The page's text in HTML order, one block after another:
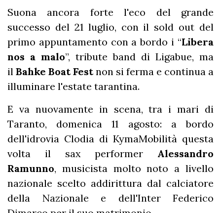
Suona ancora forte l'eco del grande
successo del 21 luglio, con il sold out del
primo appuntamento con a bordo i “Libera
nos a malo”, tribute band di Ligabue, ma
il Bahke Boat Festnon si ferma e continua a
illuminare l'estate tarantina.
E va nuovamente in scena, tra i mari di
Taranto, domenica 11 agosto: a bordo
dell'idrovia Clodia di KymaMobilità questa
volta il sax performer Alessandro
Ramunno, musicista molto noto a livello
nazionale scelto addirittura dal calciatore
della Nazionale e dell'Inter Federico